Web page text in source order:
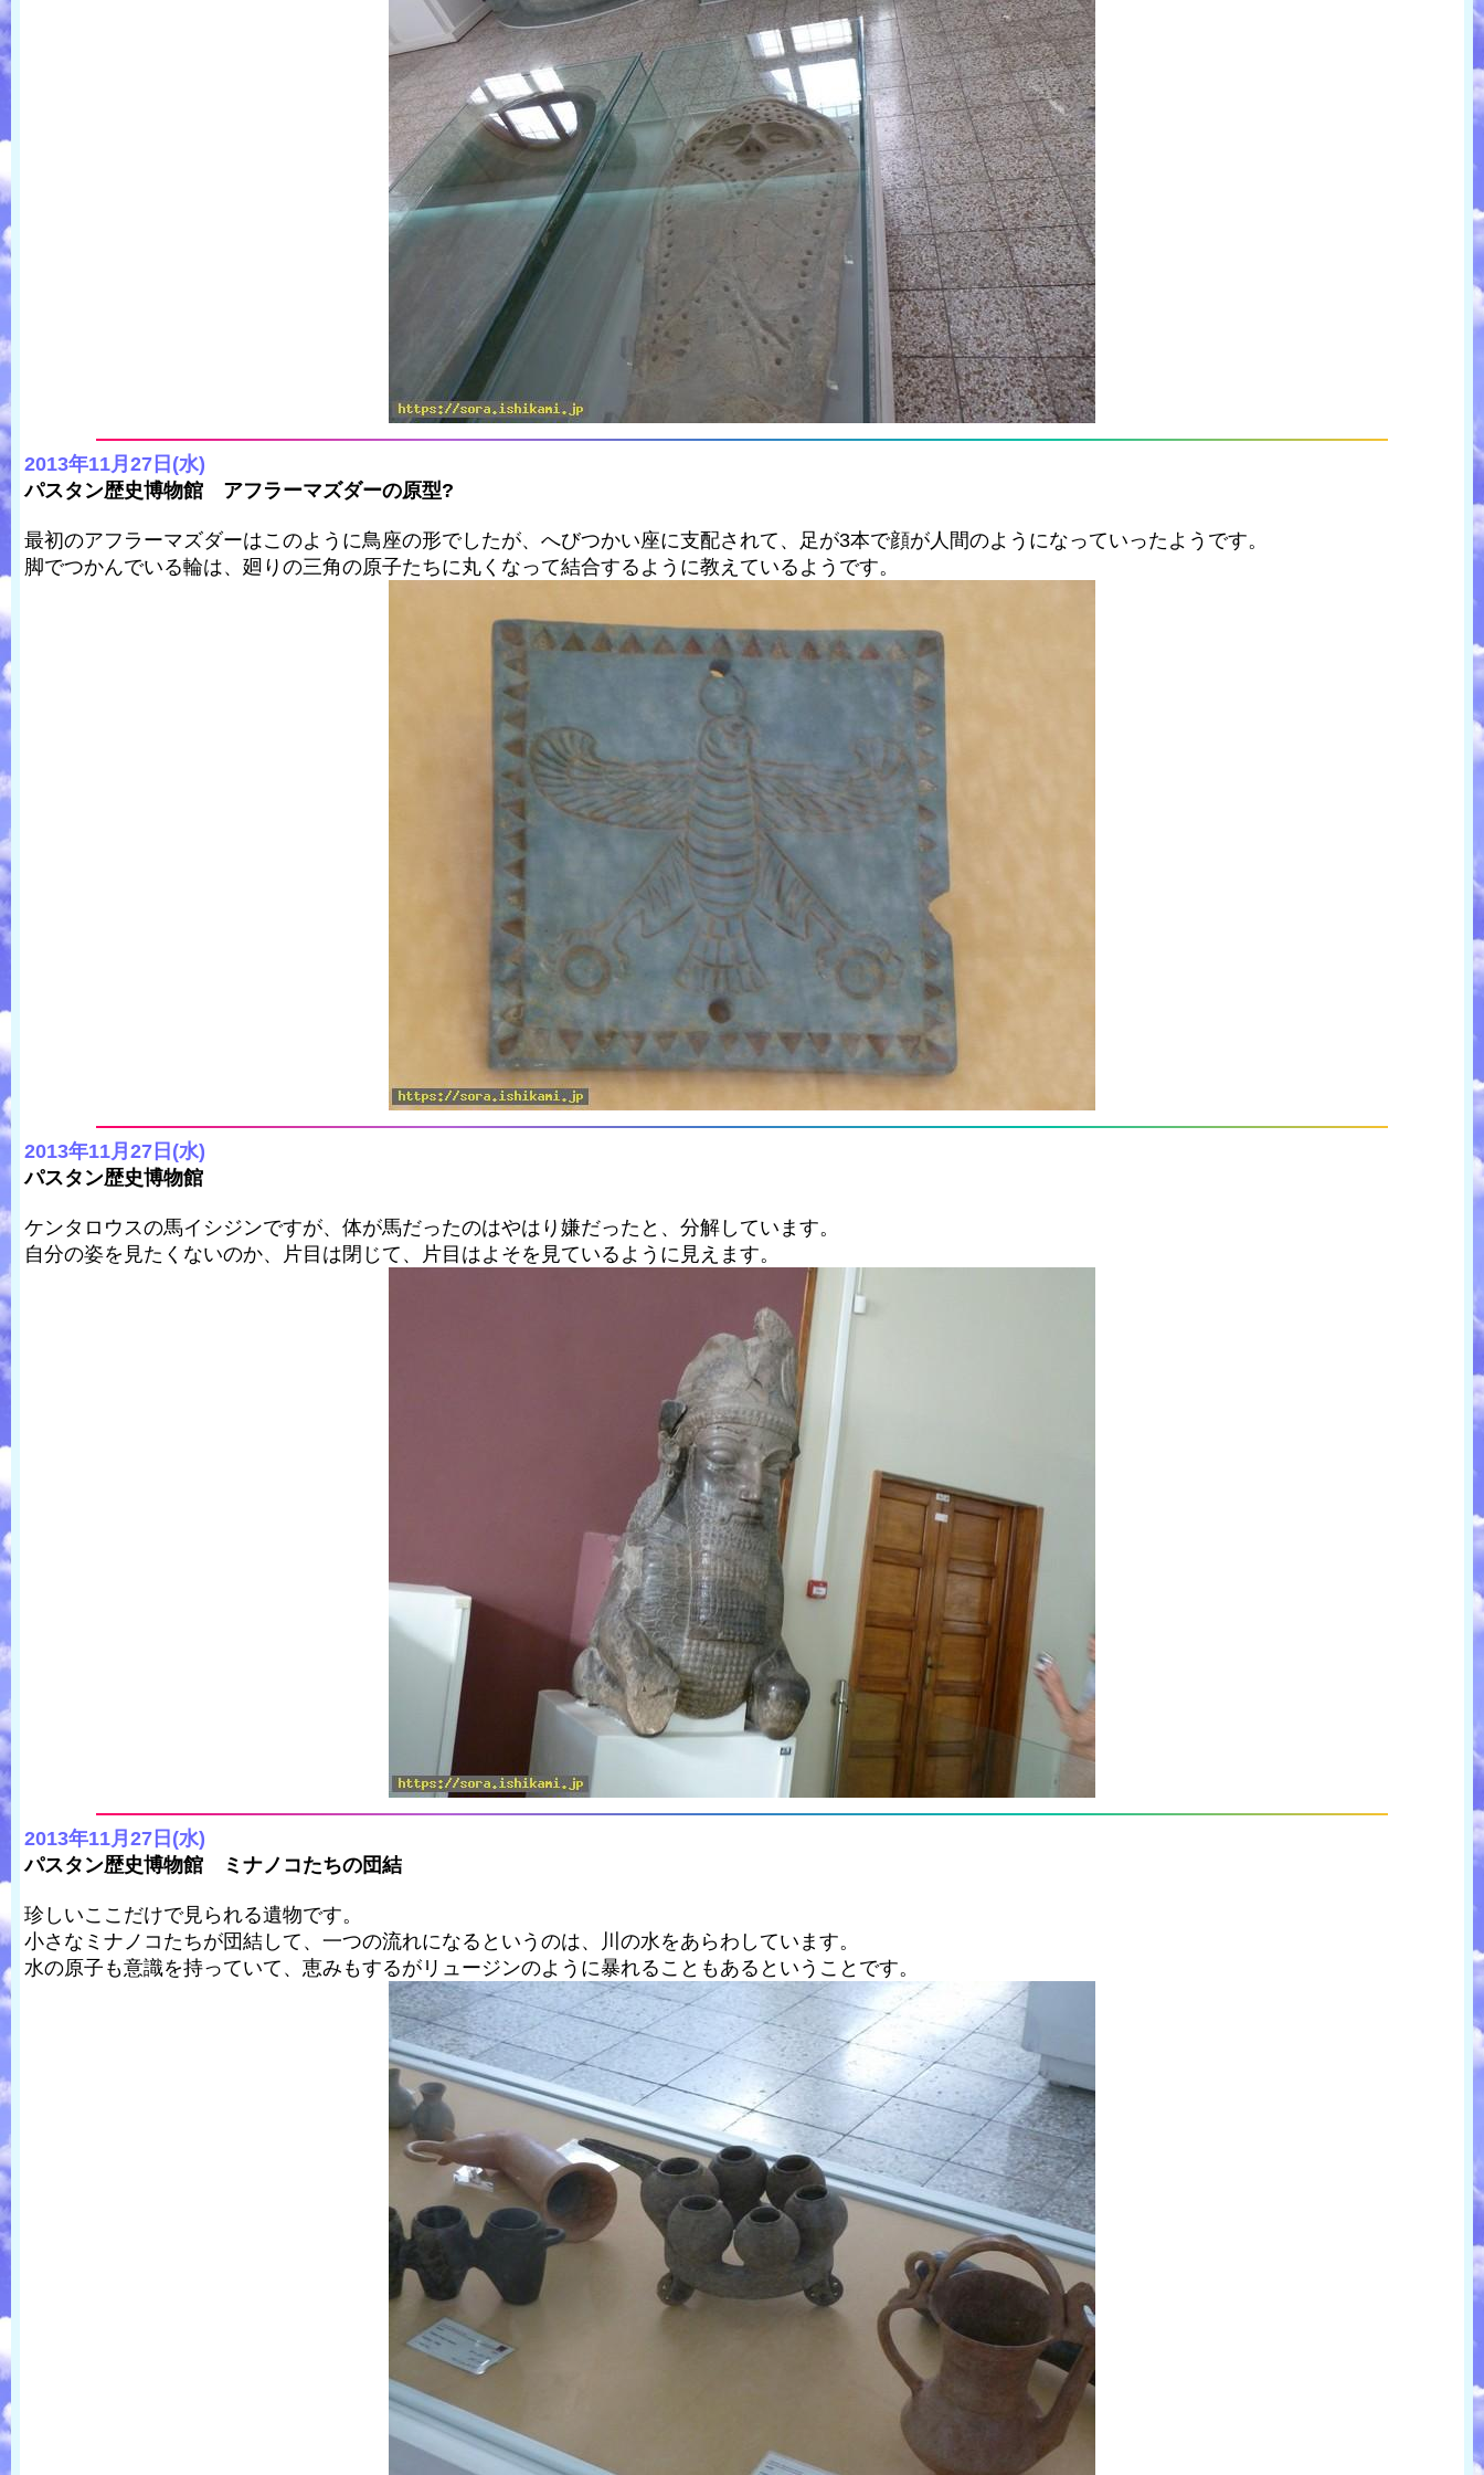
2013年11月27日(水)
パスタン歴史博物館 アフラーマズダーの原型?
最初のアフラーマズダーはこのように鳥座の形でしたが、へびつかい座に支配されて、足が3本で顔が人間のようになっていったようです。
脚でつかんでいる輪は、廻りの三角の原子たちに丸くなって結合するように教えているようです。
2013年11月27日(水)
パスタン歴史博物館
ケンタロウスの馬イシジンですが、体が馬だったのはやはり嫌だったと、分解しています。
自分の姿を見たくないのか、片目は閉じて、片目はよそを見ているように見えます。
2013年11月27日(水)
パスタン歴史博物館 ミナノコたちの団結
珍しいここだけで見られる遺物です。
小さなミナノコたちが団結して、一つの流れになるというのは、川の水をあらわしています。
水の原子も意識を持っていて、恵みもするがリュージンのように暴れることもあるということです。